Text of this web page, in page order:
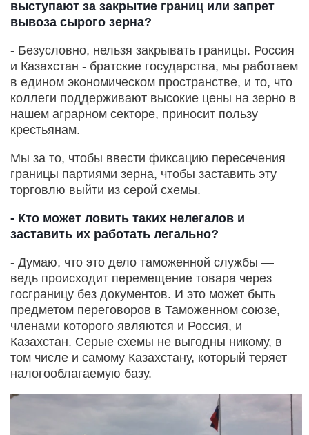
выступают за закрытие границ или запрет
вывоза сырого зерна?
- Безусловно, нельзя закрывать границы. Россия
и Казахстан - братские государства, мы работаем
в едином экономическом пространстве, и то, что
коллеги поддерживают высокие цены на зерно в
нашем аграрном секторе, приносит пользу
крестьянам.
Мы за то, чтобы ввести фиксацию пересечения
границы партиями зерна, чтобы заставить эту
торговлю выйти из серой схемы.
- Кто может ловить таких нелегалов и
заставить их работать легально?
- Думаю, что это дело таможенной службы —
ведь происходит перемещение товара через
госграницу без документов. И это может быть
предметом переговоров в Таможенном союзе,
членами которого являются и Россия, и
Казахстан. Серые схемы не выгодны никому, в
том числе и самому Казахстану, который теряет
налогооблагаемую базу.